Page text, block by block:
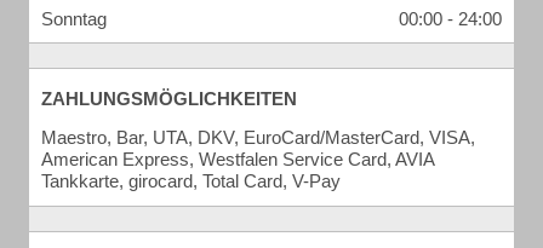
Sonntag
00:00 - 24:00
ZAHLUNGSMÖGLICHKEITEN
Maestro, Bar, UTA, DKV, EuroCard/MasterCard, VISA,
American Express, Westfalen Service Card, AVIA
Tankkarte, girocard, Total Card, V-Pay